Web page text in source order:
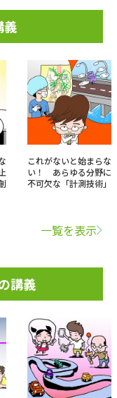
義
これがないと始まらな
い！ あらゆる分野に
不可欠な「計測技術」
一覧を表示
講義